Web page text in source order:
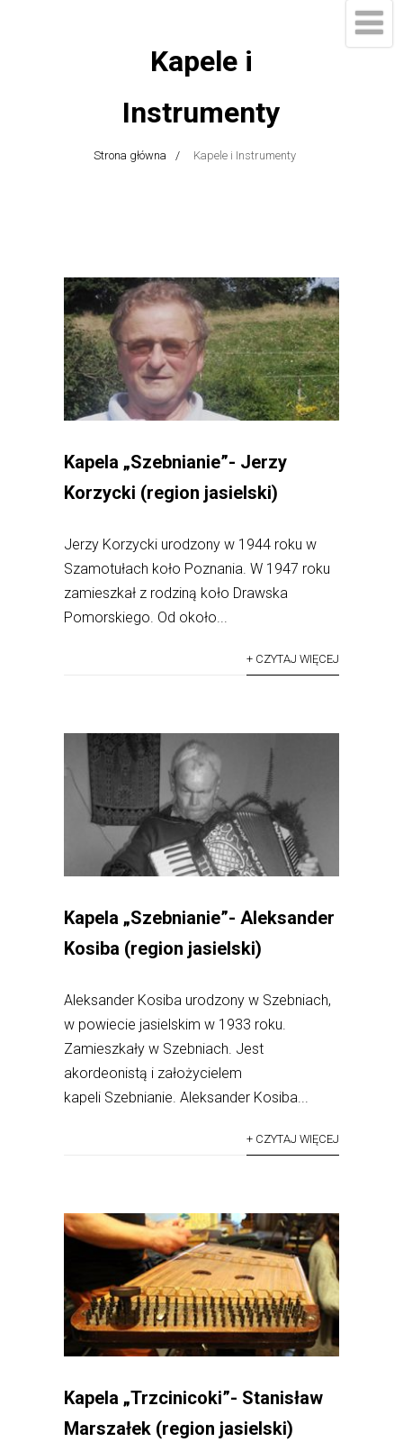
Kapele i
Instrumenty
Strona główna Kapele i Instrumenty
Kapela „Szebnianie”- Jerzy
Korzycki (region jasielski)
Jerzy Korzycki urodzony w 1944 roku w
Szamotułach koło Poznania. W 1947 roku
zamieszkał z rodziną koło Drawska
Pomorskiego. Od około...
+ CZYTAJ WIĘCEJ
Kapela „Szebnianie”- Aleksander
Kosiba (region jasielski)
Aleksander Kosiba urodzony w Szebniach,
w powiecie jasielskim w 1933 roku.
Zamieszkały w Szebniach. Jest
akordeonistą i założycielem
kapeli Szebnianie. Aleksander Kosiba...
+ CZYTAJ WIĘCEJ
Kapela „Trzcinicoki”- Stanisław
Marszałek (region jasielski)